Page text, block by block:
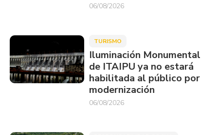
06/08/2026
TURISMO
Iluminación Monumental
de ITAIPU ya no estará
habilitada al público por
modernización
06/08/2026